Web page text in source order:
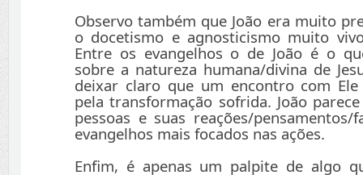
Observo também que João era muito
o docetismo e agnosticismo muito
Entre os evangelhos o de João é o
sobre a natureza humana/divina de
deixar claro que um encontro com
pela transformação sofrida. João
pessoas e suas reações/
evangelhos mais focados nas ações.
Enfim, é apenas um palpite de algo